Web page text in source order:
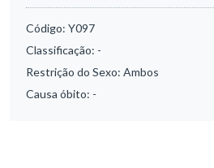
Código: Y097
Classificação: -
Restrição do Sexo: Ambos
Causa óbito: -